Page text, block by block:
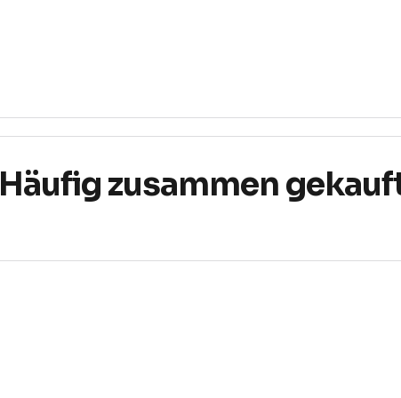
Häufig zusammen